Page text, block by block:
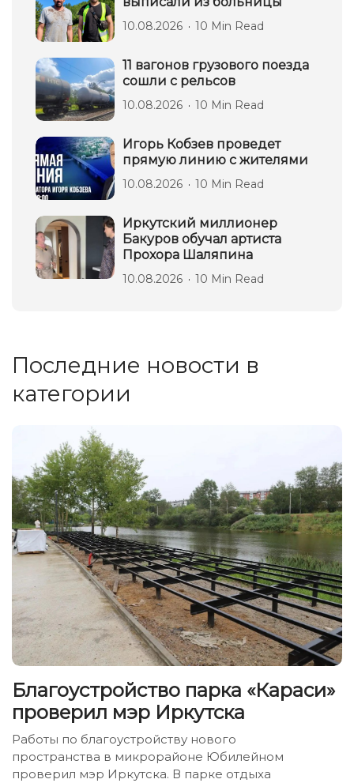
10.08.2026 10 Min Read
11 вагонов грузового поезда
сошли с рельсов
10.08.2026 10 Min Read
Игорь Кобзев проведет
прямую линию с жителями
10.08.2026 10 Min Read
Иркутский миллионер
Бакуров обучал артиста
Прохора Шаляпина
10.08.2026 10 Min Read
Последние новости в
категории
Благоустройство парка «Караси»
проверил мэр Иркутска
Работы по благоустройству нового
пространства в микрорайоне Юбилейном
проверил мэр Иркутска. В парке отдыха